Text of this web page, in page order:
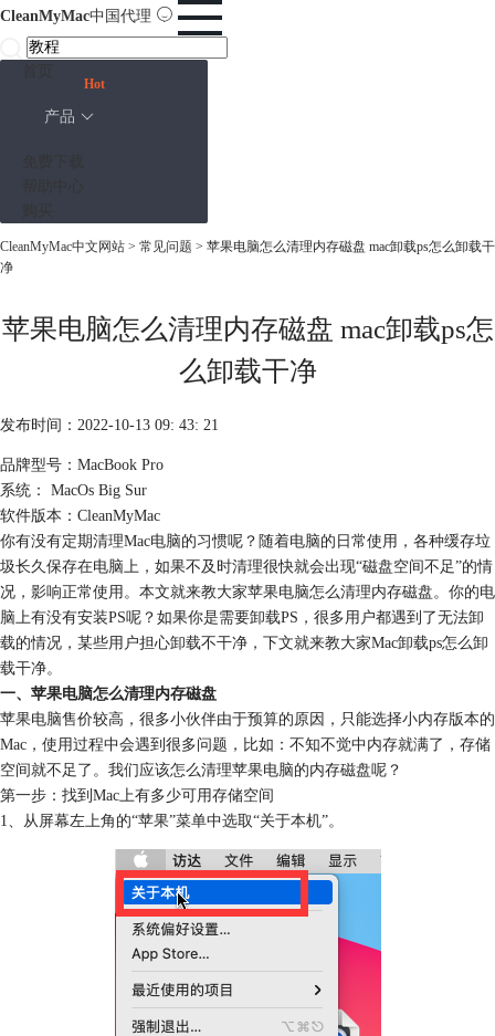
CleanMyMac中国代理
产品
Hot
CleanMyMac中文网站 > 常见问题 > 苹果电脑怎么清理内存磁盘 mac卸载ps怎么卸载干
净
苹果电脑怎么清理内存磁盘 mac卸载ps怎
么卸载干净
发布时间：2022-10-13 09: 43: 21
品牌型号：MacBook Pro
系统： MacOs Big Sur
软件版本：CleanMyMac
你有没有定期清理Mac电脑的习惯呢？随着电脑的日常使用，各种缓存垃
圾长久保存在电脑上，如果不及时清理很快就会出现“磁盘空间不足”的情
况，影响正常使用。本文就来教大家苹果电脑怎么清理内存磁盘。你的电
脑上有没有安装PS呢？如果你是需要卸载PS，很多用户都遇到了无法卸
载的情况，某些用户担心卸载不干净，下文就来教大家Mac卸载ps怎么卸
载干净。
一、苹果电脑怎么清理内存磁盘
苹果电脑售价较高，很多小伙伴由于预算的原因，只能选择小内存版本的
Mac，使用过程中会遇到很多问题，比如：不知不觉中内存就满了，存储
空间就不足了。我们应该怎么清理苹果电脑的内存磁盘呢？
第一步：找到Mac上有多少可用存储空间
1、从屏幕左上角的“苹果”菜单中选取“关于本机”。